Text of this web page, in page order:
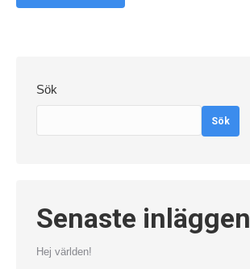
Sök
Sök
Senaste inläggen
Hej världen!